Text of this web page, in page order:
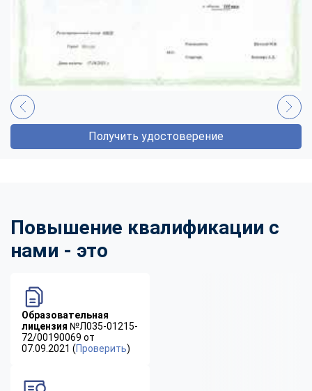
Получить удостоверение
Повышение квалификации с
нами - это
Образовательная
лицензия №Л035-01215-
72/00190069 от
07.09.2021 (Проверить)